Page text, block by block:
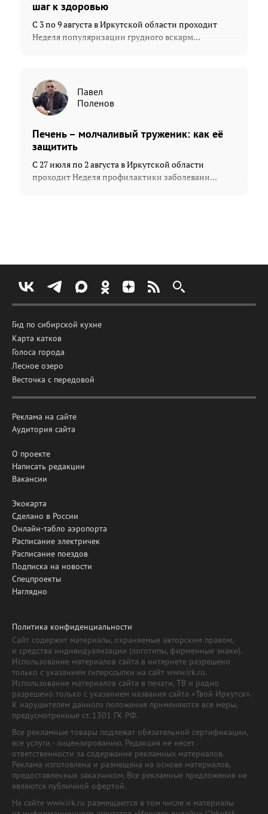
шаг к здоровью
С 3 по 9 августа в Иркутской области проходит
Неделя популяризации грудного вскарм...
Павел
Поленов
Печень – молчаливый труженик: как её
защитить
С 27 июля по 2 августа в Иркутской области
проходит Неделя профилактики заболевани...
Гид по сибирской кухне
Карта катков
Голоса города
Лесное озеро
Весточка с передовой
Реклама на сайте
Аудитория сайта
О проекте
Написать редакции
Вакансии
Экокарта
Сделано в России
Онлайн-табло аэропорта
Расписание электричек
Расписание поездов
Подписка на новости
Спецпроекты
Наглядно
Политика конфиденциальности
Сайт содержит материалы, охраняемые авторским правом,
и средства индивидуализации (логотипы, фирменные знаки).
Использование материалов сайта в интернете разрешено
только с указанием гиперссылки на сайт www.irk.ru.
Использование материалов сайта в печати, ТВ и радио
разрешено только с указанием названия сайта «Твой Иркутск».
К нарушителям данного положения применяются все меры,
предусмотренные ст. 1301 ГК РФ.
Все рекламные товары подлежат обязательной сертификации,
все услуги - лицензированию. Редакция не несет
ответственности за содержание рекламных материалов.
Реклама изготовлена и размещена на основе материалов,
предоставленных заказчиком. Все рекламные предложения не
являются публичной офертой.
На сайте www.irk.ru размещаются в том числе и материалы